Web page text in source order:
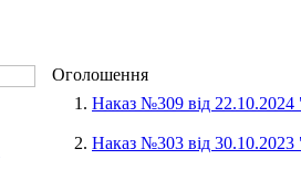
Оголошення
1. Наказ №309 від
2. Наказ №303 від